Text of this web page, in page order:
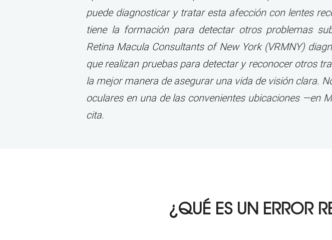
puede diagnosticar y tratar esta afección con lentes
tiene la formación para detectar otros problemas
Retina Macula Consultants of New York (VRMNY)
que realizan pruebas para detectar y reconocer otros
la mejor manera de asegurar una vida de visión clara.
oculares en una de las convenientes ubicaciones —en
cita.
¿QUÉ ES UN ERROR